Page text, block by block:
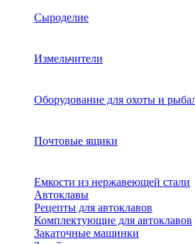
Сыроделие
Измельчители
Оборудование для охоты и
Почтовые ящики
Емкости из нержавеющей стали
Автоклавы
Рецепты для автоклавов
Комплектующие для автоклавов
Закаточные машинки